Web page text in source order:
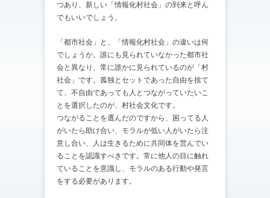
つあり、新しい「情報化村社会」の到来と呼ん
でもいいでしょう。
「都市社会」と、「情報化村社会」の違いは何
でしょうか。誰にも見られていなかった都市社
会と異なり、常に誰かに見られているのが「村
社会」です。孤独とセットであった自由を捨て
て、不自由であっても人とつながっていたいこ
とを選択したのが、村社会文化です。
つながることを選んだのですから、困ってる人
がいたら助け合い、モラルが低い人がいたら注
意し合い、人は生きるために共同体を営んでい
ることを認識すべきです。常に他人の目に触れ
ていることを意識し、モラルのある行動や発言
をする必要があります。